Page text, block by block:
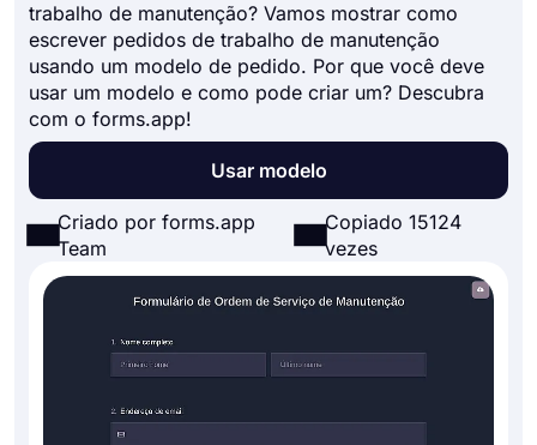
trabalho de manutenção? Vamos mostrar como
escrever pedidos de trabalho de manutenção
usando um modelo de pedido. Por que você deve
usar um modelo e como pode criar um? Descubra
com o forms.app!
Usar modelo
Criado por forms.app
Team
Copiado 15124
vezes